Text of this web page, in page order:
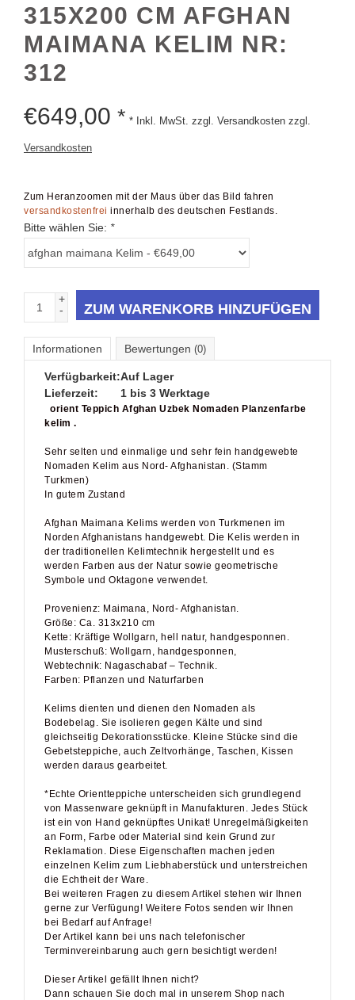
315X200 CM AFGHAN
MAIMANA KELIM NR:
312
€649,00 * * Inkl. MwSt. zzgl. Versandkosten zzgl.
Versandkosten
Zum Heranzoomen mit der Maus über das Bild fahren
versandkostenfrei innerhalb des deutschen Festlands.
Bitte wählen Sie: *
+
-
ZUM WARENKORB HINZUFÜGEN
Informationen Bewertungen (0)
Verfügbarkeit:Auf Lager
Lieferzeit:
1 bis 3 Werktage
orient Teppich Afghan Uzbek Nomaden Planzenfarbe
kelim .
Sehr selten und einmalige und sehr fein handgewebte
Nomaden Kelim aus Nord- Afghanistan. (Stamm
Turkmen)
In gutem Zustand
Afghan Maimana Kelims werden von Turkmenen im
Norden Afghanistans handgewebt. Die Kelis werden in
der traditionellen Kelimtechnik hergestellt und es
werden Farben aus der Natur sowie geometrische
Symbole und Oktagone verwendet.
Provenienz: Maimana, Nord- Afghanistan.
Größe: Ca. 313x210 cm
Kette: Kräftige Wollgarn, hell natur, handgesponnen.
Musterschuß: Wollgarn, handgesponnen,
Webtechnik: Nagaschabaf – Technik.
Farben: Pflanzen und Naturfarben
Kelims dienten und dienen den Nomaden als
Bodebelag. Sie isolieren gegen Kälte und sind
gleichseitig Dekorationsstücke. Kleine Stücke sind die
Gebetsteppiche, auch Zeltvorhänge, Taschen, Kissen
werden daraus gearbeitet.
*Echte Orientteppiche unterscheiden sich grundlegend
von Massenware geknüpft in Manufakturen. Jedes Stück
ist ein von Hand geknüpftes Unikat! Unregelmäßigkeiten
an Form, Farbe oder Material sind kein Grund zur
Reklamation. Diese Eigenschaften machen jeden
einzelnen Kelim zum Liebhaberstück und unterstreichen
die Echtheit der Ware.
Bei weiteren Fragen zu diesem Artikel stehen wir Ihnen
gerne zur Verfügung! Weitere Fotos senden wir Ihnen
bei Bedarf auf Anfrage!
Der Artikel kann bei uns nach telefonischer
Terminvereinbarung auch gern besichtigt werden!
Dieser Artikel gefällt Ihnen nicht?
Dann schauen Sie doch mal in unserem Shop nach